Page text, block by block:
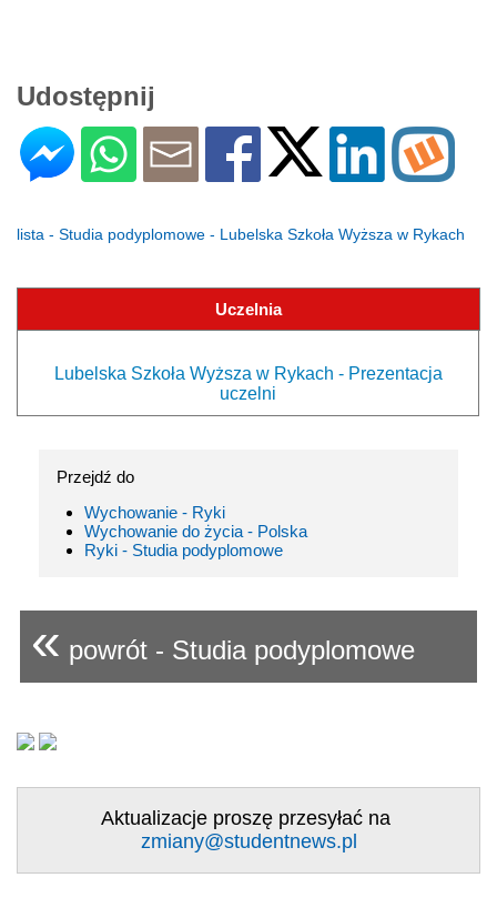
Udostępnij
lista - Studia podyplomowe - Lubelska Szkoła Wyższa w Rykach
Uczelnia
Lubelska Szkoła Wyższa w Rykach - Prezentacja
uczelni
Przejdź do
Wychowanie - Ryki
Wychowanie do życia - Polska
Ryki - Studia podyplomowe
« powrót - Studia podyplomowe
Aktualizacje proszę przesyłać na
zmiany@studentnews.pl